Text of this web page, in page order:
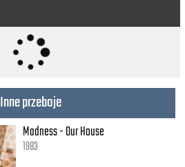
Inne przeboje
Madness - Our House
1983